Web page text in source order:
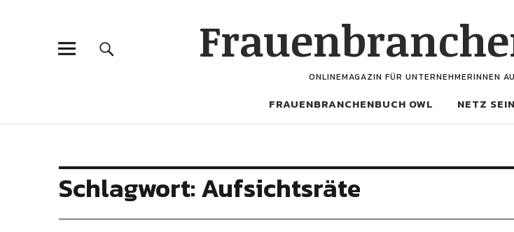
ONLINEMAGAZIN FÜR UNTERNEHMERINNEN
FRAUENBRANCHENBUCH OWL NETZ SEIN
Schlagwort:Aufsichtsräte